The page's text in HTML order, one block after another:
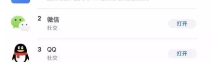
9元/年，正常价位是399元。 在这样的情况下，用
户自然希望微软降价，毕竟399元/年，这样的价格
真不便宜。而且，同样都是收费，WPS赠送的服务
更多，更大云储存空间等。 其次，就目前而言，越
来越多的办公软件都开始免费了，不仅仅有WPS Of